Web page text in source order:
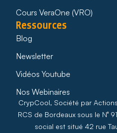
Cours VeraOne (VRO)
Ressources
Blog
Newsletter
Vidéos Youtube
Nos Webinaires
CrypCool, Société par
RCS de Bordeaux sous le N°
social est situé 42 rue